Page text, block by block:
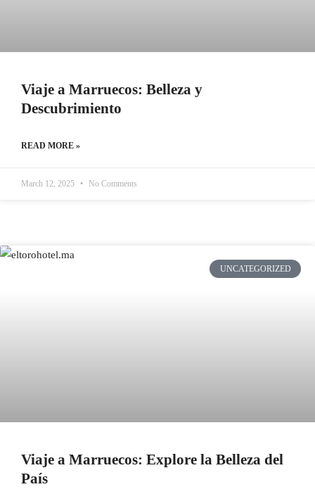
Viaje a Marruecos: Belleza y
Descubrimiento
READ MORE »
March 12, 2025 No Comments
UNCATEGORIZED
Viaje a Marruecos: Explore la Belleza del
País